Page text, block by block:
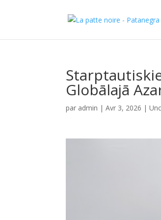
Globālajā
par admin |Avr 3, 2026 |